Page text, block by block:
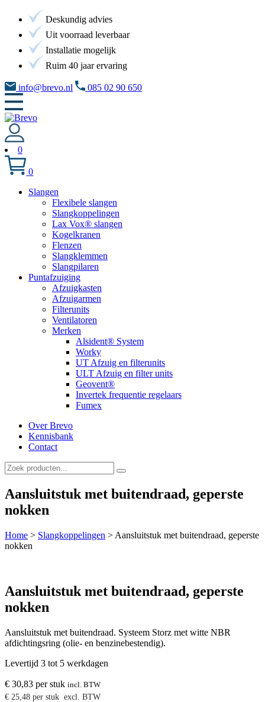
Deskundig advies
Uit voorraad leverbaar
Installatie mogelijk
Ruim 40 jaar ervaring
info@brevo.nl 085 02 90 650
0
0
Slangen
Flexibele slangen
Slangkoppelingen
Lax Vox® slangen
Kogelkranen
Flenzen
Slangklemmen
Slangpilaren
Puntafzuiging
Afzuigkasten
Afzuigarmen
Filterunits
Ventilatoren
Merken
Alsident® System
Worky
UT Afzuig en filterunits
ULT Afzuig en filter units
Geovent®
Invertek frequentie regelaars
Fumex
Over Brevo
Kennisbank
Contact
Aansluitstuk met buitendraad, geperste
nokken
Home > Slangkoppelingen > Aansluitstuk met buitendraad, geperste
nokken
Aansluitstuk met buitendraad, geperste
nokken
Aansluitstuk met buitendraad. Systeem Storz met witte NBR
afdichtingsring (olie- en benzinebestendig).
Levertijd 3 tot 5 werkdagen
€ 30,83 per stuk incl. BTW
€ 25,48 per stuk excl. BTW